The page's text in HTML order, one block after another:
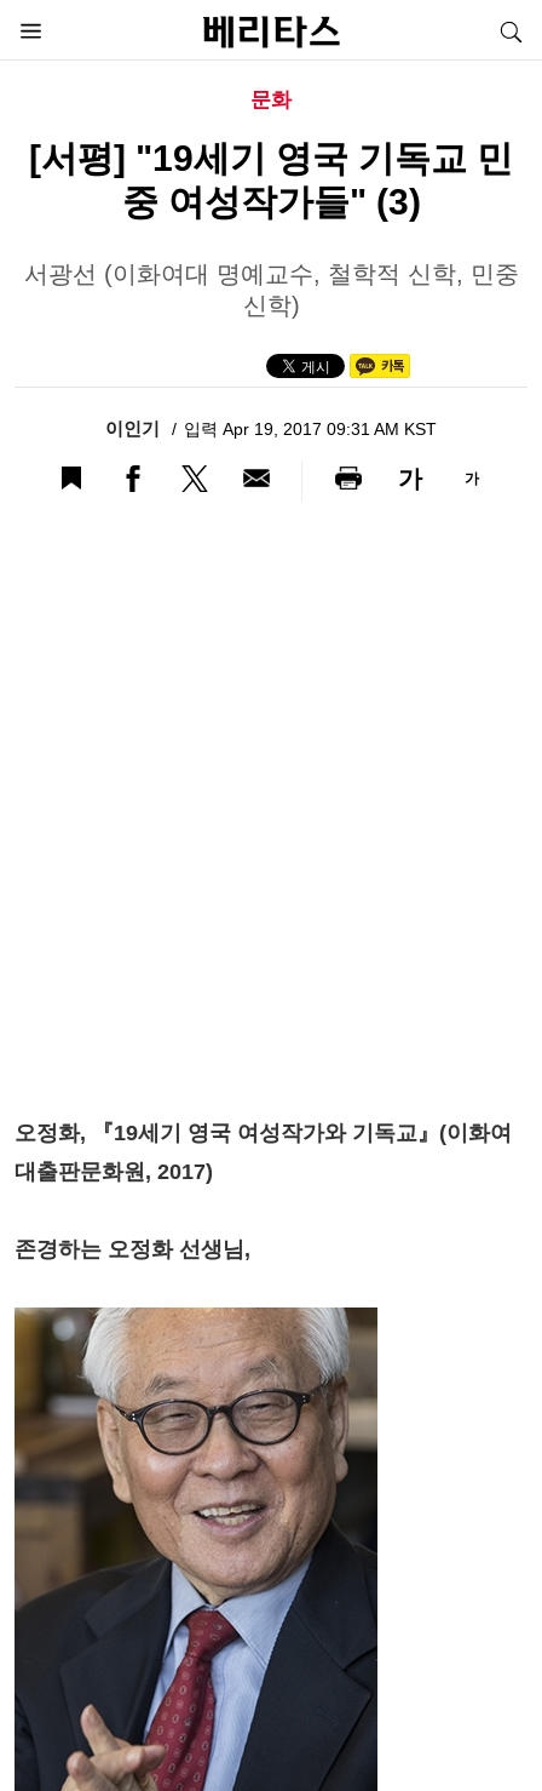
문화
[서평] "19세기 영국 기독교 민
중 여성작가들" (3)
서광선 (이화여대 명예교수, 철학적 신학, 민중
신학)
이인기 입력 Apr 19, 2017 09:31 AM KST
가 가
오정화, 『19세기 영국 여성작가와 기독교』(이화여
대출판문화원, 2017)
존경하는 오정화 선생님,